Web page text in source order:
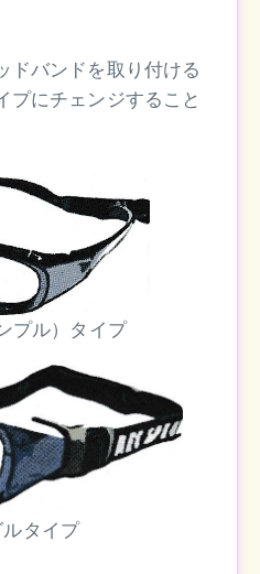
ドバンドを取り付ける
プにチェンジすること
プル）タイプ
ルタイプ